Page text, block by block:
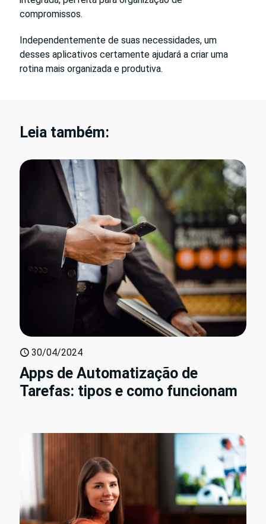
compromissos.
Independentemente de suas necessidades, um
desses aplicativos certamente ajudará a criar uma
rotina mais organizada e produtiva.
Leia também:
30/04/2024
Apps de Automatização de
Tarefas: tipos e como funcionam